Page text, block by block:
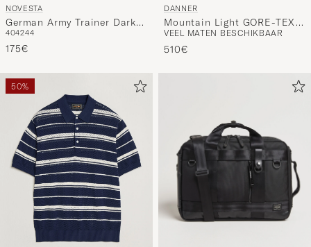
NOVESTA
German Army Trainer Dark
Brown
404244
175€
DANNER
Mountain Light GORE-TEX
Boot Black
VEEL MATEN BESCHIKBAAR
510€
50%